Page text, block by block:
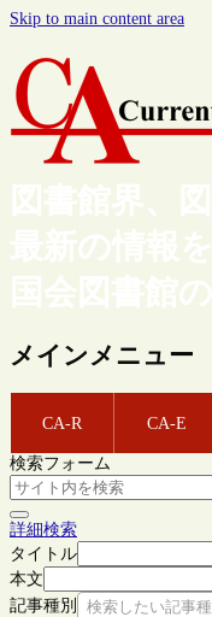
Skip to main content area
図書館界、
最新の情報
国会図書館
メインメニュー
CA-R CA-E
検索フォーム
詳細検索
タイトル
本文
記事種別
検索したい記事